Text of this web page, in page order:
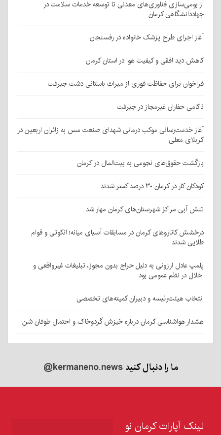
از بومی‌سازی فناوری‌های معدنی تا توسعه خدمات سلامت در
جهاددانشگاهی کرمان
آغاز اجرای طرح پزشک خانواده در رفسنجان
کاهش دید افقی و کیفیت هوا در استان کرمان
فراخوان برای حفاظت فوری از میراث باستانی دشت جیرفت
ناکامی حفاران غیرمجاز در جیرفت
آغاز خدمت‌رسانی موکب درمانی شهدای صنعت مس به زائران اربعین در
کربلای معلی
بازگشت حقوق‌های نجومی به بیت‌المال در کرمان
کودکان کار در کرمان ۳۰ درصد کمتر شدند
تنش آبی مراکز شهرستان‌های کرمان مهار شد
درخشش کاتاروهای کرمان در مسابقات آسیای میانه؛ انکوتی و قوام
طلایی شدند
پلمپ عادل ارزونی به دليل حراج بدون مجوز، تبليغات غیرواقعی و
اخلال در نظم عمومی بود
انتخاب هیئت‌رئیسه و دبیران کمیته‌های تخصصی
هشدار هواشناسی کرمان درباره خیزش گردوخاک و احتمال طوفان شن
ما را دنبال کنید@kermaneno.news
لینک آپارات کرمان نو